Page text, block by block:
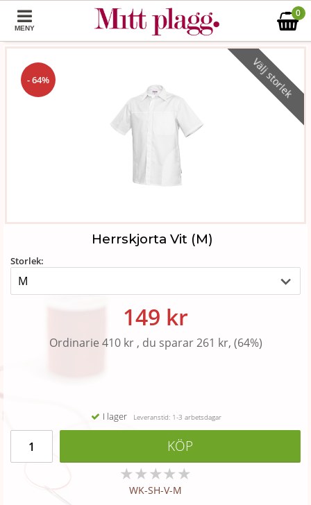
MENY
0
Välj storlek
- 64%
Herrskjorta Vit (M)
Storlek:
149 kr
Ordinarie 410 kr , du sparar 261 kr, (64%)
I lager Leveranstid: 1-3 arbetsdagar
KÖP
★★★★★
WK-SH-V-M